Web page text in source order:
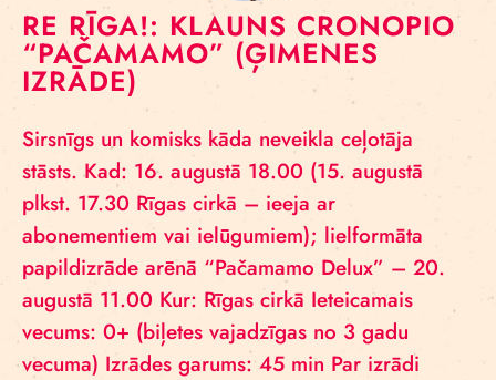
RE RĪGA!: KLAUNS CRONOPIO
“PAČAMAMO” (ĢIMENES
IZRĀDE)
Sirsnīgs un komisks kāda neveikla ceļotāja
stāsts. Kad: 16. augustā 18.00 (15. augustā
plkst. 17.30 Rīgas cirkā – ieeja ar
abonementiem vai ielūgumiem); lielformāta
papildizrāde arēnā “Pačamamo Delux” – 20.
augustā 11.00 Kur: Rīgas cirkā Ieteicamais
vecums: 0+ (biļetes vajadzīgas no 3 gadu
vecuma) Izrādes garums: 45 min Par izrādi